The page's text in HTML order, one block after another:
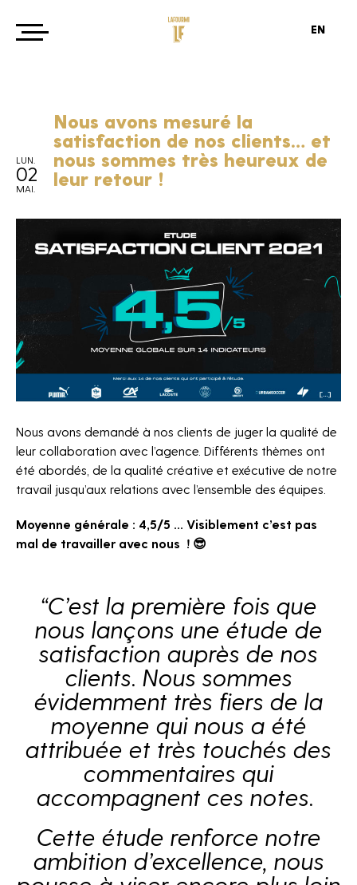
EN
Agence
Horizon sport
The Fan Syndicate
LUN.
02
MAI.
Nous avons mesuré la
satisfaction de nos clients… et
nous sommes très heureux de
leur retour !
Nous avons demandé à nos clients de juger la qualité de
leur collaboration avec l’agence. Différents thèmes ont
été abordés, de la qualité créative et exécutive de notre
travail jusqu’aux relations avec l’ensemble des équipes.
Moyenne générale : 4,5/5 … Visiblement c’est pas
mal de travailler avec nous ! 😎
“C’est la première fois que
nous lançons une étude de
satisfaction auprès de nos
clients. Nous sommes
évidemment très fiers de la
moyenne qui nous a été
attribuée et très touchés des
commentaires qui
accompagnent ces notes.
Cette étude renforce notre
ambition d’excellence, nous